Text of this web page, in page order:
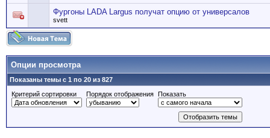
Фургоны LADA Largus получат опцию от универсалов
svett
Опции просмотра
Показаны темы с 1 по 20 из 827
Критерий сортировки
Порядок отображения Показать